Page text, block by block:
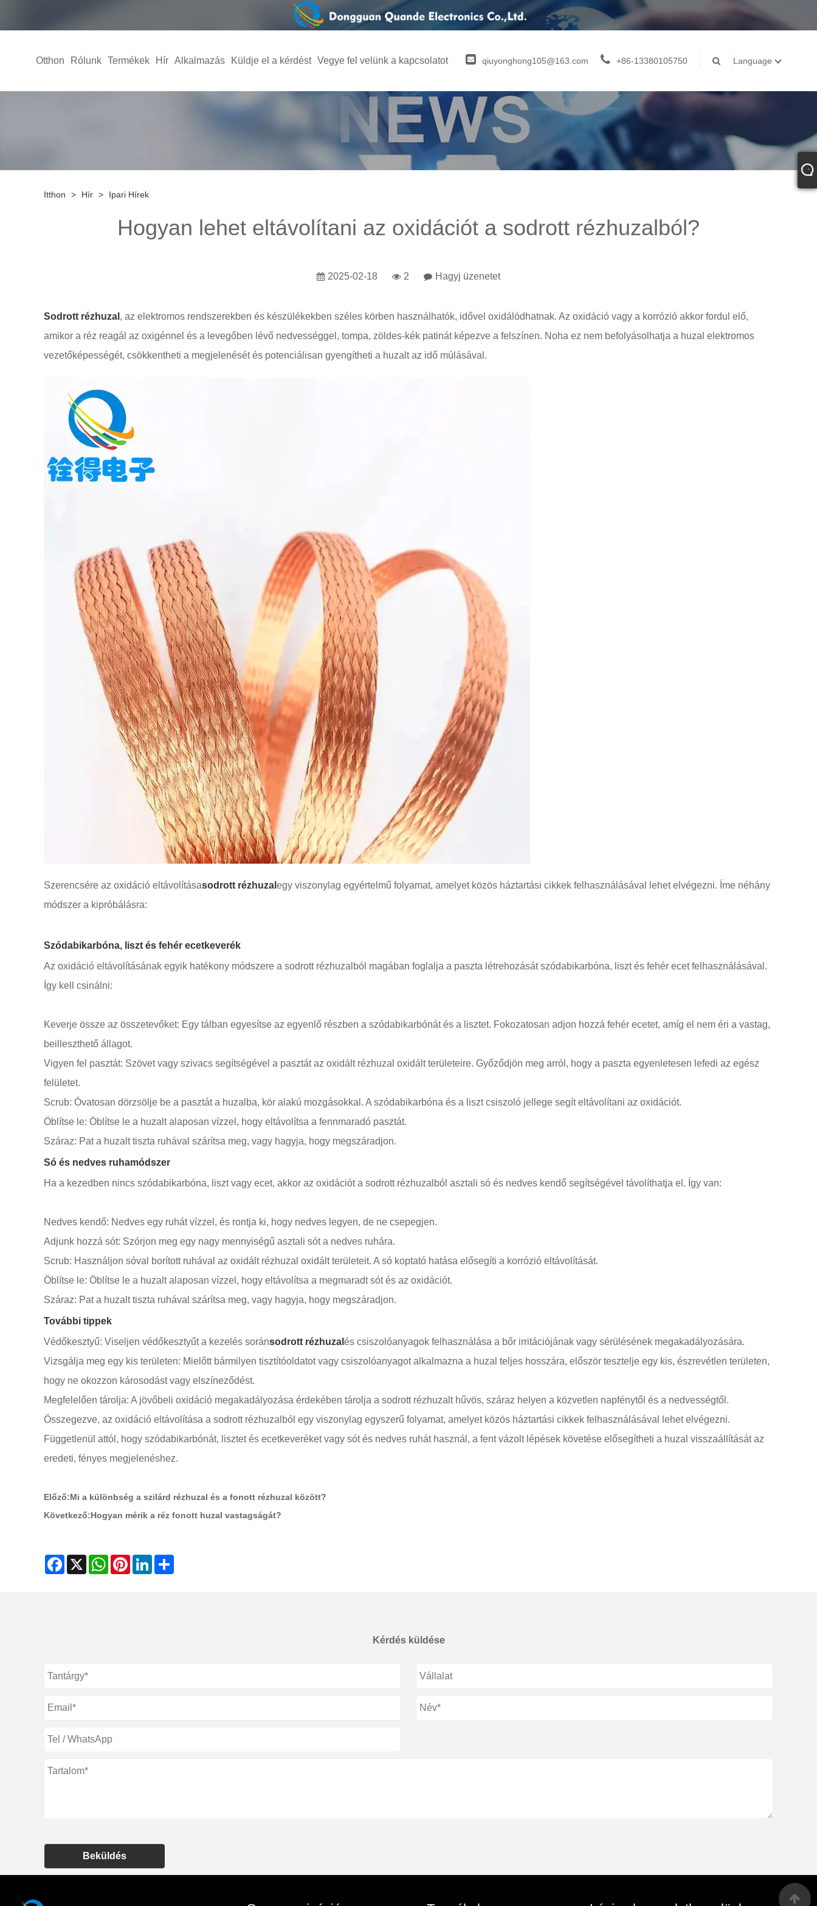
Otthon Rólunk Termékek Hír Alkalmazás Küldje el a kérdést Vegye fel velünk a kapcsolatot qiuyonghong105@163.com +86-13380105750 Language
Itthon > Hír > Ipari Hírek
Hogyan lehet eltávolítani az oxidációt a sodrott rézhuzalból?
2025-02-18 2 Hagyj üzenetet
Sodrott rézhuzal , az elektromos rendszerekben és készülékekben széles körben használhatók, idővel oxidálódhatnak. Az oxidáció vagy a korrózió akkor fordul elő,
amikor a réz reagál az oxigénnel és a levegőben lévő nedvességgel, tompa, zöldes-kék patinát képezve a felszínen. Noha ez nem befolyásolhatja a huzal elektromos
vezetőképességét, csökkentheti a megjelenését és potenciálisan gyengítheti a huzalt az idő múlásával.
Szerencsére az oxidáció eltávolításasodrott rézhuzal egy viszonylag egyértelmű folyamat, amelyet közös háztartási cikkek felhasználásával lehet elvégezni. Íme néhány
módszer a kipróbálásra:
Szódabikarbóna, liszt és fehér ecetkeverék
Az oxidáció eltávolításának egyik hatékony módszere a sodrott rézhuzalból magában foglalja a paszta létrehozását szódabikarbóna, liszt és fehér ecet felhasználásával.
Így kell csinálni:
Keverje össze az összetevőket: Egy tálban egyesítse az egyenlő részben a szódabikarbónát és a lisztet. Fokozatosan adjon hozzá fehér ecetet, amíg el nem éri a vastag,
beilleszthető állagot.
Vigyen fel pasztát: Szövet vagy szivacs segítségével a pasztát az oxidált rézhuzal oxidált területeire. Győződjön meg arról, hogy a paszta egyenletesen lefedi az egész
felületet.
Scrub: Óvatosan dörzsölje be a pasztát a huzalba, kör alakú mozgásokkal. A szódabikarbóna és a liszt csiszoló jellege segít eltávolítani az oxidációt.
Öblítse le: Öblítse le a huzalt alaposan vízzel, hogy eltávolítsa a fennmaradó pasztát.
Száraz: Pat a huzalt tiszta ruhával szárítsa meg, vagy hagyja, hogy megszáradjon.
Só és nedves ruhamódszer
Ha a kezedben nincs szódabikarbóna, liszt vagy ecet, akkor az oxidációt a sodrott rézhuzalból asztali só és nedves kendő segítségével távolíthatja el. Így van:
Nedves kendő: Nedves egy ruhát vízzel, és rontja ki, hogy nedves legyen, de ne csepegjen.
Adjunk hozzá sót: Szórjon meg egy nagy mennyiségű asztali sót a nedves ruhára.
Scrub: Használjon sóval borított ruhával az oxidált rézhuzal oxidált területeit. A só koptató hatása elősegíti a korrózió eltávolítását.
Öblítse le: Öblítse le a huzalt alaposan vízzel, hogy eltávolítsa a megmaradt sót és az oxidációt.
Száraz: Pat a huzalt tiszta ruhával szárítsa meg, vagy hagyja, hogy megszáradjon.
További tippek
Védőkesztyű: Viseljen védőkesztyűt a kezelés soránsodrott rézhuzal és csiszolóanyagok felhasználása a bőr irritációjának vagy sérülésének megakadályozására.
Vizsgálja meg egy kis területen: Mielőtt bármilyen tisztítóoldatot vagy csiszolóanyagot alkalmazna a huzal teljes hosszára, először tesztelje egy kis, észrevétlen területen,
hogy ne okozzon károsodást vagy elszíneződést.
Megfelelően tárolja: A jövőbeli oxidáció megakadályozása érdekében tárolja a sodrott rézhuzalt hűvös, száraz helyen a közvetlen napfénytől és a nedvességtől.
Összegezve, az oxidáció eltávolítása a sodrott rézhuzalból egy viszonylag egyszerű folyamat, amelyet közös háztartási cikkek felhasználásával lehet elvégezni.
Függetlenül attól, hogy szódabikarbónát, lisztet és ecetkeveréket vagy sót és nedves ruhát használ, a fent vázolt lépések követése elősegítheti a huzal visszaállítását az
eredeti, fényes megjelenéshez.
Előző:Mi a különbség a szilárd rézhuzal és a fonott rézhuzal között?
Következő:Hogyan mérik a réz fonott huzal vastagságát?
Facebook
X WhatsAppPinterestLinkedIn
Kérdés küldése
Beküldés